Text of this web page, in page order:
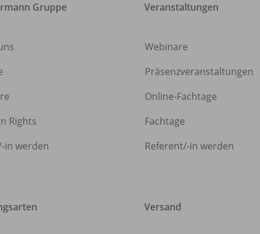
Gruppe
Rights
-in werden
Veranstaltungen
Webinare
Präsenzveranstaltungen
Online-Fachtage
Fachtage
Referent/-in werden
Versand